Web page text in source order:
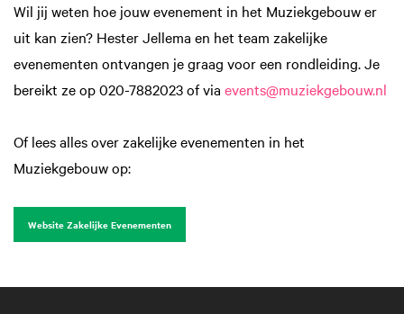
Wil jij weten hoe jouw evenement in het Muziekgebouw er
uit kan zien? Hester Jellema en het team zakelijke
evenementen ontvangen je graag voor een rondleiding. Je
bereikt ze op 020-7882023 of via events@muziekgebouw.nl
Of lees alles over zakelijke evenementen in het
Muziekgebouw op:
Website Zakelijke Evenementen